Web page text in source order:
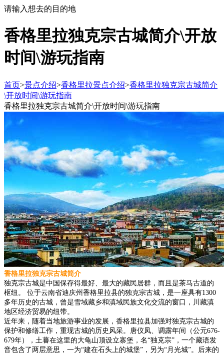
请输入想去的目的地
香格里拉独克宗古城简介\开放
时间\游玩指南
首页>景点介绍>香格里拉景点介绍>香格里拉独克宗古城简介
\开放时间\游玩指南
香格里拉独克宗古城简介\开放时间\游玩指南
香格里拉独克宗古城简介
独克宗古城是中国保存得最好、最大的藏民居群，而且是茶马古道的
枢纽。 位于云南省迪庆州香格里拉县的独克宗古城，是一座具有1300
多年历史的古城，曾是雪域藏乡和滇域民族文化交流的窗口，川藏滇
地区经济贸易的纽带。
近年来，随着当地旅游事业的发展，香格里拉县加强对独克宗古城的
保护和修缮工作，重现古城的历史风采。唐仪凤、调露年间（公元676-
679年），土蕃在这里的大龟山顶设立寨堡，名“独克宗”，一个藏语发
音包含了两层意思，一为“建在石头上的城堡”，另为“月光城”。后来的